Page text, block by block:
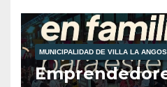
MUNICIPALIDAD DE VILLA LA